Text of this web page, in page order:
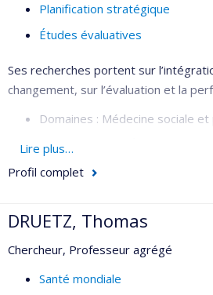
Planification stratégique
Études évaluatives
Ses recherches portent sur
changement, sur l’évaluation et la
Domaines : Médecine sociale
Méthodologies : Évaluative –
Lire plus…
Profil complet
DRUETZ, Thomas
Chercheur, Professeur agrégé
Santé mondiale